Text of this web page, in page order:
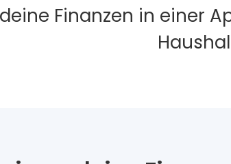
Finanzen in einer